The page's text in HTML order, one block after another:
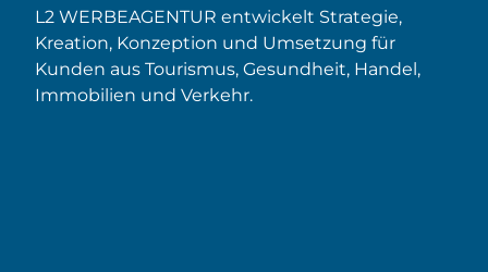
L2 WERBEAGENTUR entwickelt Strategie,
Kreation, Konzeption und Umsetzung für
Kunden aus Tourismus, Gesundheit, Handel,
Immobilien und Verkehr.